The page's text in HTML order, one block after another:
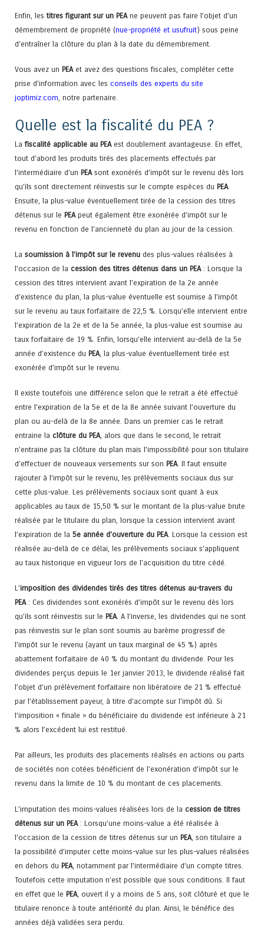
Enfin, lestitres figurant sur un PEAne peuvent pas faire l’objet d’un
démembrement de propriété (nue-propriété et usufruit) sous peine
d’entraîner la clôture du plan à la date du démembrement.
Vous avez un PEAet avez des questions fiscales, compléter cette
prise d’information avec les conseils des experts du site
joptimiz.com, notre partenaire.
Quelle est la fiscalité du PEA ?
Lafiscalité applicable au PEAest doublement avantageuse. En effet,
tout d’abord les produits tirés des placements effectués par
l’intermédiaire d’un PEAsont exonérés d’impôt sur le revenu dès lors
qu’ils sont directement réinvestis sur le compte espèces du PEA.
Ensuite, la plus-value éventuellement tirée de la cession des titres
détenus sur le PEApeut également être exonérée d’impôt sur le
revenu en fonction de l’ancienneté du plan au jour de la cession.
La soumission à l’impôt sur le revenu des plus-values réalisées à
l’occasion de la cession des titres détenus dans un PEA: Lorsque la
cession des titres intervient avant l’expiration de la 2e année
d’existence du plan, la plus-value éventuelle est soumise à l’impôt
sur le revenu au taux forfaitaire de 22,5 %. Lorsqu’elle intervient entre
l’expiration de la 2e et de la 5e année, la plus-value est soumise au
taux forfaitaire de 19 %. Enfin, lorsqu’elle intervient au-delà de la 5e
année d’existence du PEA, la plus-value éventuellement tirée est
exonérée d’impôt sur le revenu.
Il existe toutefois une différence selon que le retrait a été effectué
entre l’expiration de la 5e et de la 8e année suivant l’ouverture du
plan ou au-delà de la 8e année. Dans un premier cas le retrait
entraine la clôture du PEA, alors que dans le second, le retrait
n’entraine pas la clôture du plan mais l’impossibilité pour son titulaire
d’effectuer de nouveaux versements sur son PEA. Il faut ensuite
rajouter à l’impôt sur le revenu, les prélèvements sociaux dus sur
cette plus-value. Les prélèvements sociaux sont quant à eux
applicables au taux de 15,50 % sur le montant de la plus-value brute
réalisée par le titulaire du plan, lorsque la cession intervient avant
l’expiration de la 5e année d’ouverture du PEA. Lorsque la cession est
réalisée au-delà de ce délai, les prélèvements sociaux s’appliquent
au taux historique en vigueur lors de l’acquisition du titre cédé.
L’imposition des dividendes tirés des titres détenus au-travers du
PEA: Ces dividendes sont exonérés d’impôt sur le revenu dès lors
qu’ils sont réinvestis sur le PEA. A l’inverse, les dividendes qui ne sont
pas réinvestis sur le plan sont soumis au barème progressif de
l’impôt sur le revenu (ayant un taux marginal de 45 %) après
abattement forfaitaire de 40 % du montant du dividende. Pour les
dividendes perçus depuis le 1er janvier 2013, le dividende réalisé fait
l’objet d’un prélèvement forfaitaire non libératoire de 21 % effectué
par l’établissement payeur, à titre d’acompte sur l’impôt dû. Si
l’imposition « finale » du bénéficiaire du dividende est inférieure à 21
% alors l’excédent lui est restitué.
Par ailleurs, les produits des placements réalisés en actions ou parts
de sociétés non cotées bénéficient de l’exonération d’impôt sur le
revenu dans la limite de 10 % du montant de ces placements.
L’imputation des moins-values réalisées lors de la cession de titres
détenus sur un PEA: Lorsqu’une moins-value a été réalisée à
l’occasion de la cession de titres détenus sur un PEA, son titulaire a
la possibilité d’imputer cette moins-value sur les plus-values réalisées
en dehors du PEA, notamment par l’intermédiaire d’un compte titres.
Toutefois cette imputation n’est possible que sous conditions. Il faut
en effet que le PEA, ouvert il y a moins de 5 ans, soit clôturé et que le
titulaire renonce à toute antériorité du plan. Ainsi, le bénéfice des
années déjà validées sera perdu.